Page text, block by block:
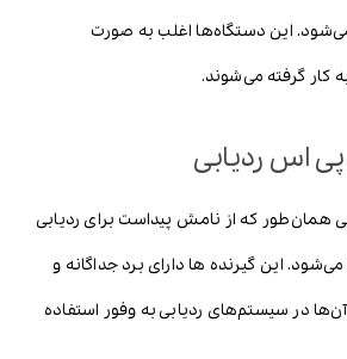
این دستگاه‌ها اغلب به صورت
همان‌طور که از نامش پیداست برای ردیابی
می‌شود. این گیرنده ها دارای برد جداگانه و
در سیستم‌های ردیابی به وفور استفاده